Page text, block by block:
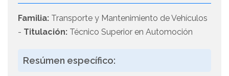
Familia: Transporte y Mantenimiento de Vehículos
- Titulación: Técnico Superior en Automoción
Resúmen específico: